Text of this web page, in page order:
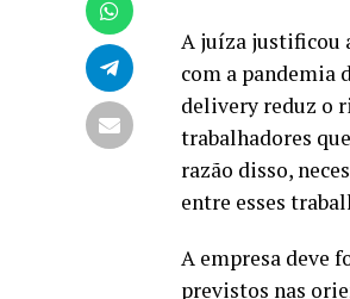
A juíza justificou
com a pandemia
delivery reduz o
trabalhadores
razão disso,
entre esses
A empresa deve
previstos nas